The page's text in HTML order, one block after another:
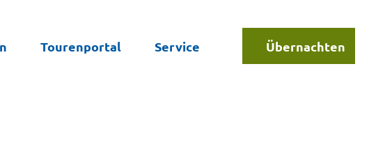
Tourenportal Service Übernachten